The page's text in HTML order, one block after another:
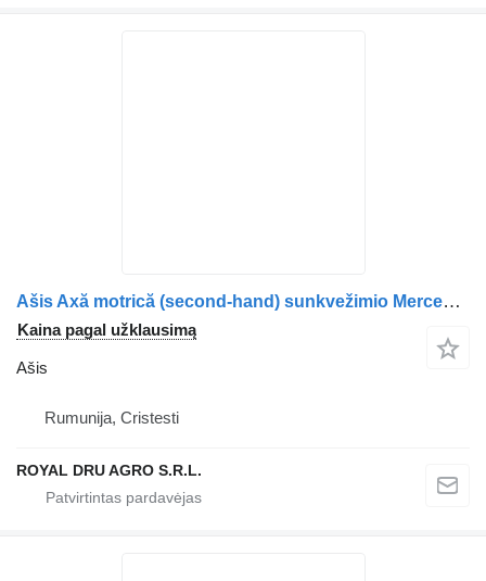
Ašis Axă motrică (second-hand) sunkvežimio Mercedes-Benz A9603510201 (9603510201)
Kaina pagal užklausimą
Ašis
Rumunija, Cristesti
ROYAL DRU AGRO S.R.L.